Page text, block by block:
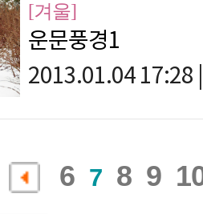
[겨울]
운문풍경1
2013.01.04 17:28
6 7 8 9